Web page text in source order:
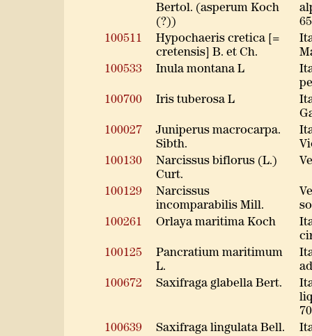
Bertol. (asperum Koch
(?))
100511
Hypochaeris cretica [=
cretensis] B. et Ch.
100533
Inula montana L
100700
Iris tuberosa L
100027
Juniperus macrocarpa.
Sibth.
100130
Narcissus biflorus (L.)
Curt.
100129
Narcissus
incomparabilis Mill.
100261
Orlaya maritima Koch
100125
Pancratium maritimum
L.
100672
Saxifraga glabella Bert.
100639
Saxifraga lingulata Bell.